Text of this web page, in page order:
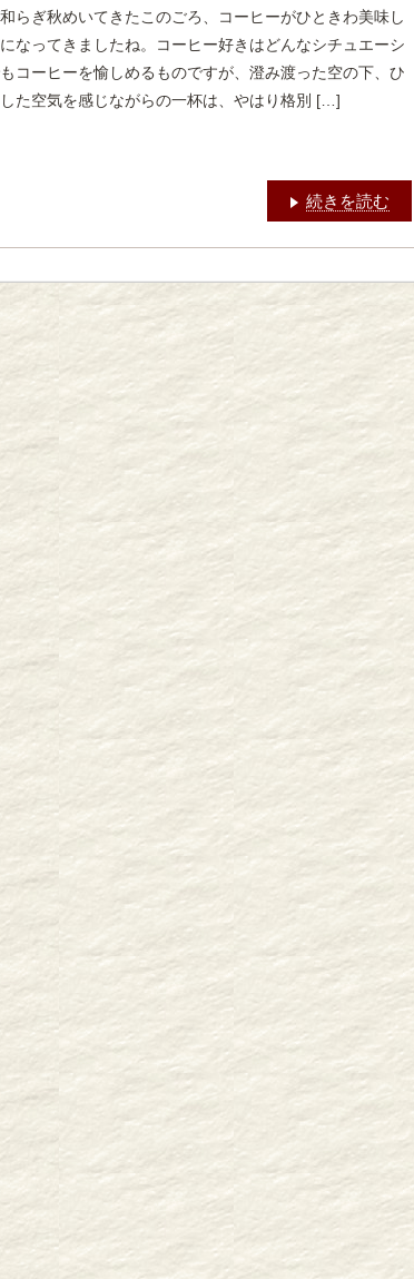
らぎ秋めいてきたこのごろ、コーヒーがひときわ美味し
なってきましたね。コーヒー好きはどんなシチュエーシ
コーヒーを愉しめるものですが、澄み渡った空の下、ひ
た空気を感じながらの一杯は、やはり格別 […]
続きを読む